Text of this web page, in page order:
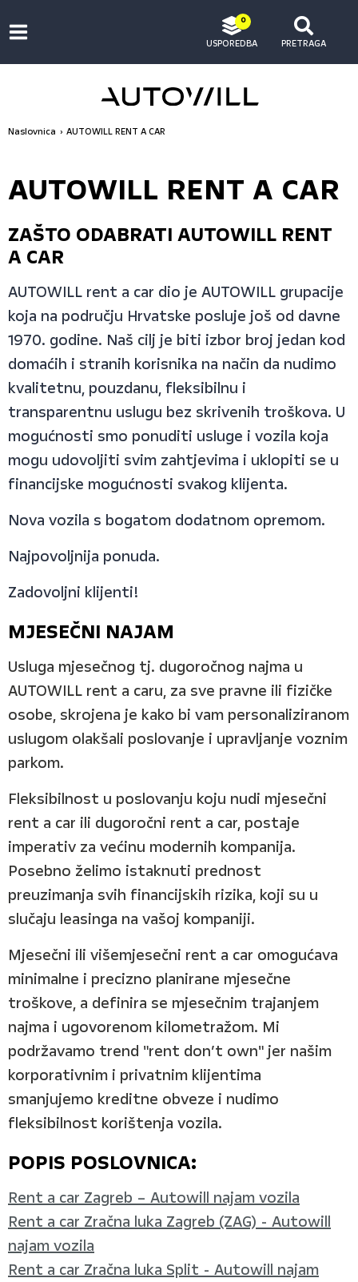
0
USPOREDBA PRETRAGA
Naslovnica AUTOWILL RENT A CAR
AUTOWILL RENT A CAR
ZAŠTO ODABRATI AUTOWILL RENT
A CAR
AUTOWILL rent a car dio je AUTOWILL grupacije
koja na području Hrvatske posluje još od davne
1970. godine. Naš cilj je biti izbor broj jedan kod
domaćih i stranih korisnika na način da nudimo
kvalitetnu, pouzdanu, fleksibilnu i
transparentnu uslugu bez skrivenih troškova. U
mogućnosti smo ponuditi usluge i vozila koja
mogu udovoljiti svim zahtjevima i uklopiti se u
financijske mogućnosti svakog klijenta.
Nova vozila s bogatom dodatnom opremom.
Najpovoljnija ponuda.
Zadovoljni klijenti!
MJESEČNI NAJAM
Usluga mjesečnog tj. dugoročnog najma u
AUTOWILL rent a caru, za sve pravne ili fizičke
osobe, skrojena je kako bi vam personaliziranom
uslugom olakšali poslovanje i upravljanje voznim
parkom.
Fleksibilnost u poslovanju koju nudi mjesečni
rent a car ili dugoročni rent a car, postaje
imperativ za većinu modernih kompanija.
Posebno želimo istaknuti prednost
preuzimanja svih financijskih rizika, koji su u
slučaju leasinga na vašoj kompaniji.
Mjesečni ili višemjesečni rent a car omogućava
minimalne i precizno planirane mjesečne
troškove, a definira se mjesečnim trajanjem
najma i ugovorenom kilometražom. Mi
podržavamo trend "rent don’t own" jer našim
korporativnim i privatnim klijentima
smanjujemo kreditne obveze i nudimo
fleksibilnost korištenja vozila.
POPIS POSLOVNICA:
Rent a car Zagreb – Autowill najam vozila
Rent a car Zračna luka Zagreb (ZAG) - Autowill
najam vozila
Rent a car Zračna luka Split - Autowill najam